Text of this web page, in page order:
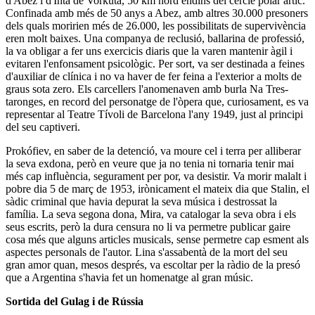
Confinada amb més de 50 anys a Abez, amb altres 30.000 presoners
dels quals moririen més de 26.000, les possibilitats de supervivència
eren molt baixes. Una companya de reclusió, ballarina de professió,
la va obligar a fer uns exercicis diaris que la varen mantenir àgil i
evitaren l'enfonsament psicològic. Per sort, va ser destinada a feines
d'auxiliar de clínica i no va haver de fer feina a l'exterior a molts de
graus sota zero. Els carcellers l'anomenaven amb burla Na Tres-
taronges, en record del personatge de l'òpera que, curiosament, es va
representar al Teatre Tívoli de Barcelona l'any 1949, just al principi
del seu captiveri.
Prokófiev, en saber de la detenció, va moure cel i terra per alliberar
la seva exdona, però en veure que ja no tenia ni tornaria tenir mai
més cap influència, segurament per por, va desistir. Va morir malalt i
pobre dia 5 de març de 1953, irònicament el mateix dia que Stalin, el
sàdic criminal que havia depurat la seva música i destrossat la
família. La seva segona dona, Mira, va catalogar la seva obra i els
seus escrits, però la dura censura no li va permetre publicar gaire
cosa més que alguns articles musicals, sense permetre cap esment als
aspectes personals de l'autor. Lina s'assabentà de la mort del seu
gran amor quan, mesos després, va escoltar per la ràdio de la presó
que a Argentina s'havia fet un homenatge al gran músic.
Sortida del Gulag i de Rússia